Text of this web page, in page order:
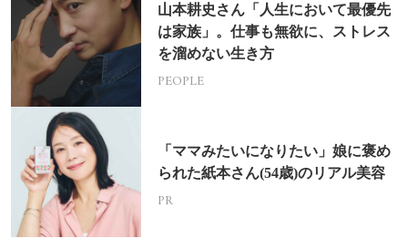
山本耕史さん「人生において最優先
は家族」。仕事も無欲に、ストレス
を溜めない生き方
PEOPLE
「ママみたいになりたい」娘に褒め
られた紙本さん(54歳)のリアル美容
PR